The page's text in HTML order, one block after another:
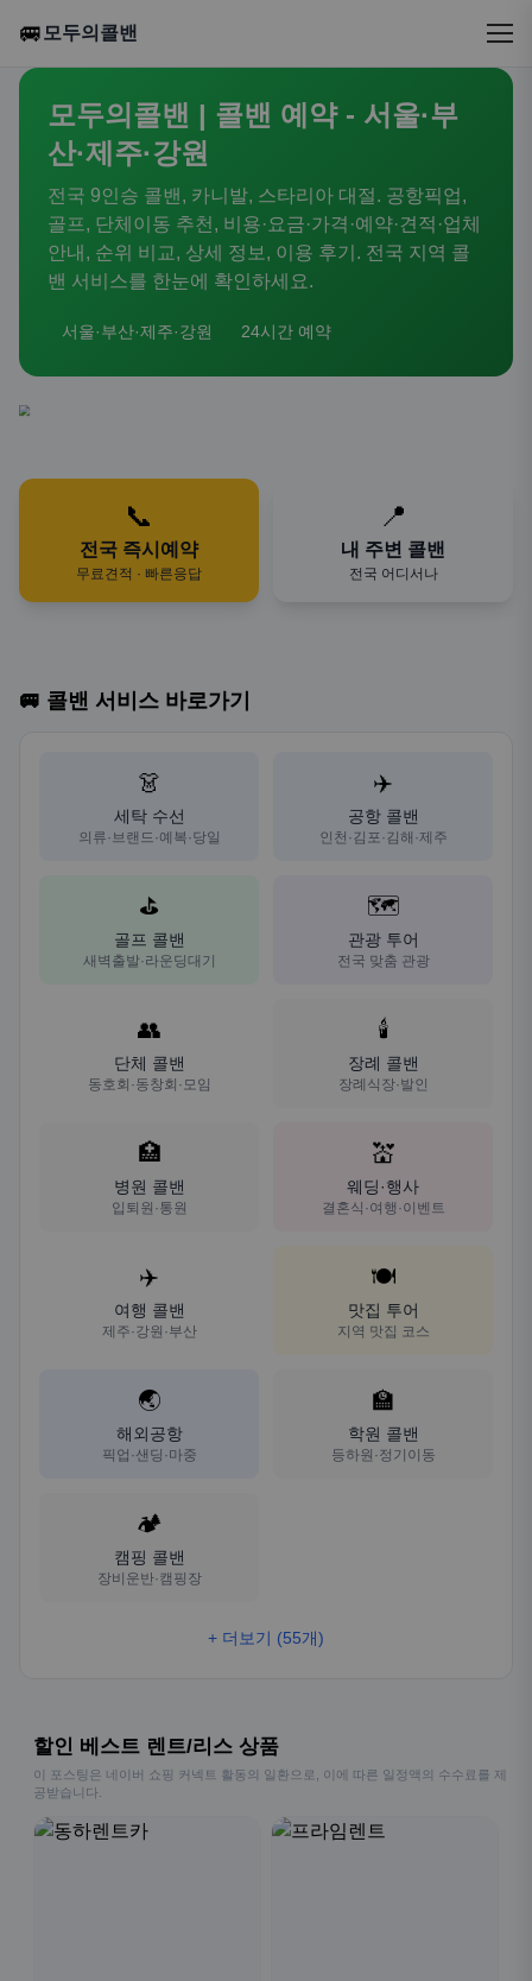
🚐 모두의콜밴
모두의콜밴 | 콜밴 예약 - 서울·부
산·제주·강원
전국 9인승 콜밴, 카니발, 스타리아 대절. 공항픽업,
골프, 단체이동 추천, 비용·요금·가격·예약·견적·업체
안내, 순위 비교, 상세 정보, 이용 후기. 전국 지역 콜
밴 서비스를 한눈에 확인하세요.
서울·부산·제주·강원 24시간 예약
📞
전국 즉시예약
무료견적 · 빠른응답
📍
내 주변 콜밴
전국 어디서나
🚐 콜밴 서비스 바로가기
👗
세탁 수선
의류·브랜드·예복·당일
✈️
공항 콜밴
인천·김포·김해·제주
⛳
골프 콜밴
새벽출발·라운딩대기
🗺️
관광 투어
전국 맞춤 관광
👥
단체 콜밴
동호회·동창회·모임
🕯️
장례 콜밴
장례식장·발인
🏥
병원 콜밴
입퇴원·통원
💒
웨딩·행사
결혼식·여행·이벤트
✈️
여행 콜밴
제주·강원·부산
🍽️
맛집 투어
지역 맛집 코스
🌏
해외공항
픽업·샌딩·마중
🏫
학원 콜밴
등하원·정기이동
🏕️
캠핑 콜밴
장비운반·캠핑장
+ 더보기 (55개)
할인 베스트 렌트/리스 상품
이 포스팅은 네이버 쇼핑 커넥트 활동의 일환으로, 이에 따른 일정액의 수수료를 제
공받습니다.